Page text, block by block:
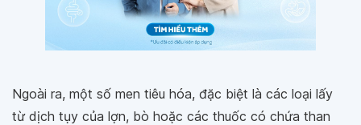
Ngoài ra, một số men tiêu hóa, đặc biệt là các loại lấy
từ dịch tụy của lợn, bò hoặc các thuốc có chứa than